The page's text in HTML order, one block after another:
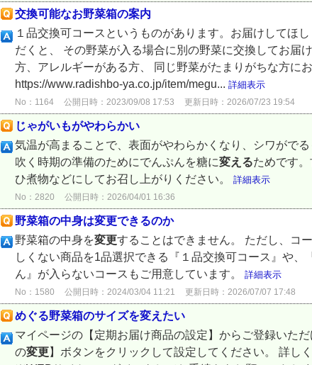
交換可能なお野菜箱の案内
１品交換可コースというものがあります。お届けしてほ
だくと、 その野菜が入る場合に別の野菜に交換してお届
方、アレルギーがある方、 同じ野菜がたまりがちな方に
https://www.radishbo-ya.co.jp/item/megu... 詳細表示
No：1164 公開日時：2023/09/08 17:53 更新日時：2026/07/23 19:54
じゃがいもがやわらかい
気温が高まることで、表面がやわらかくなり、シワがで
吹く時期の準備のためにでんぷんを糖に変えるためです
ひ煮物などにしてお召し上がりください。 詳細表示
No：2820 公開日時：2026/04/01 16:36
野菜箱の中身は変更できるのか
野菜箱の中身を変更することはできません。 ただし、コ
しくない商品を1品選択できる『１品交換可コース』や、
ん』が入らないコースもご用意しています。 詳細表示
No：1580 公開日時：2024/03/04 11:21 更新日時：2026/07/07 17:48
めぐる野菜箱のサイズを変えたい
マイページの【定期お届け商品の設定】からご登録いた
の変更】ボタンをクリックして設定してください。 詳し